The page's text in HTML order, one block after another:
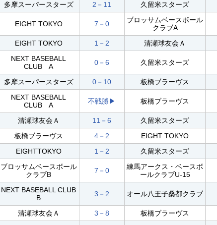
多摩スーパースターズ 2－11 久留米スターズ
EIGHT TOKYO 7－0
ブロッサムベースボール
クラブA
EIGHT TOKYO 1－2 清瀬球友会Ａ
NEXT BASEBALL
CLUB A
0－6 久留米スターズ
多摩スーパースターズ 0－10 板橋ブラーヴス
NEXT BASEBALL
CLUB A
不戦勝▶︎ 板橋ブラーヴス
清瀬球友会Ａ 11－6
久留米スターズ
板橋ブラーヴス 4－2
EIGHT TOKYO
EIGHTTOKYO 1－2 久留米スターズ
ブロッサムベースボール
クラブB
7－0
練馬アークス・ベースボ
ールクラブU-15
NEXT BASEBALL CLUB
B
3－2 オール八王子桑都クラブ
清瀬球友会Ａ 3－8 板橋ブラーヴス